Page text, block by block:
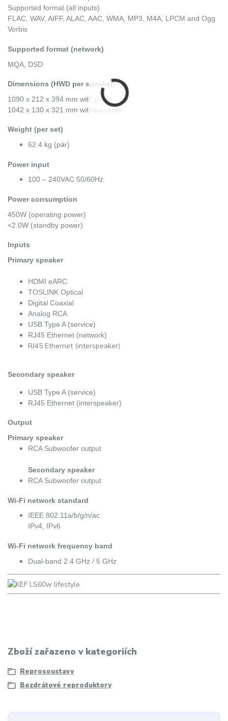
Supported format (all inputs)
FLAC, WAV, AIFF, ALAC, AAC, WMA, MP3, M4A, LPCM and Ogg
Vorbis
Supported format (network)
MQA, DSD
Dimensions (HWD per speaker)
1090 x 212 x 394 mm with plinth
1042 x 130 x 321 mm without plinth
Weight (per set)
62.4 kg (pár)
Power input
100 – 240VAC 50/60Hz
Power consumption
450W (operating power)
<2.0W (standby power)
Inputs
Primary speaker
HDMI eARC
TOSLINK Optical
Digital Coaxial
Analog RCA
USB Type A (service)
RJ45 Ethernet (network)
RJ45 Ethernet (interspeaker)
Secondary speaker
USB Type A (service)
RJ45 Ethernet (interspeaker)
Output
Primary speaker
RCA Subwoofer output
Secondary speaker
RCA Subwoofer output
Wi-Fi network standard
IEEE 802.11a/b/g/n/ac
​​​​​​​IPv4, IPv6
Wi-Fi network frequency band
Dual-band 2.4 GHz / 5 GHz
Zboží zařazeno v kategoriích
Reprosoustavy
Bezdrátové reproduktory